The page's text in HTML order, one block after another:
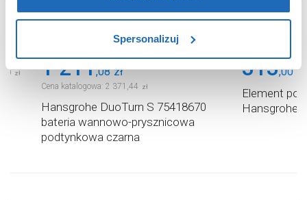
zablokowane niektóre pliki cookie mogą mieć wpływ na
Aby uzyskać więcej informacji na temat plików plików
cookie, kliknij „Ustawienia plików cookie”.
Jeśli chcesz
uzyskać więcej informacji na temat plików cookie i tego,
dlaczego ich przepisy, przejdź do zakładu „Informacje o
plikach cookie”.
Spersonalizuj
70 zł 1 211,08 zł
Cena katalogowa: 2 371 ,44 zł
Hansgrohe DuoTurn S 75418670
bateria wannowo-prysznicowa
podtynkowa czarna
313,00 zł
Element
Hansgrohe